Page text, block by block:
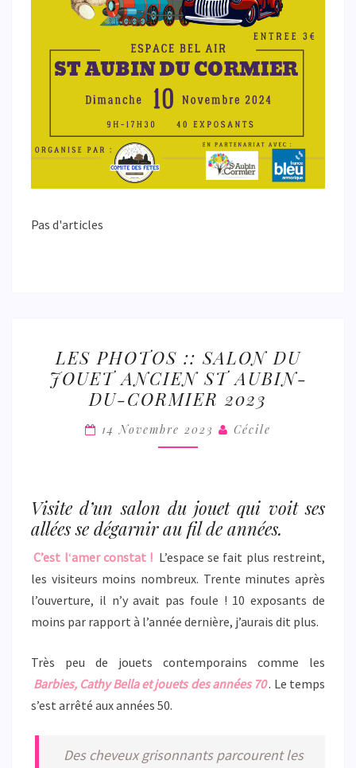
Pas d'articles
PHOTOS
::
SALON
DU
JOUET
AUBIN-
DU-
CORMIER
2023
LES PHOTOS :: SALON DU
JOUET ANCIEN ST AUBIN-
DU-CORMIER 2023
14 Novembre 2023 Cécile
Visite d’un salon du jouet qui voit ses
allées se dégarnir au fil de années.
C’est l‘amer constat ! L’espace se fait plus restreint,
les visiteurs moins nombreux. Trente minutes après
l’ouverture, il n’y avait pas foule ! 10 exposants de
moins par rapport à l’année dernière, j’aurais dit plus.
Très peu de jouets contemporains comme les
Barbies, Cathy Bella et jouets des années 70. Le temps
s’est arrêté aux années 50.
Des cheveux grisonnants parcourent les